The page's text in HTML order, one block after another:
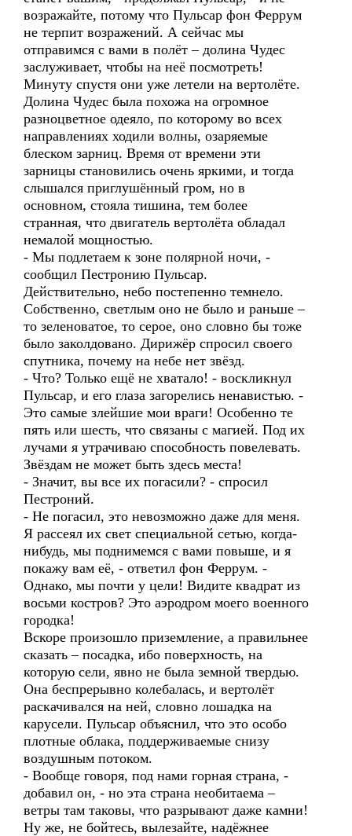
возражайте, потому что Пульсар фон Феррум
не терпит возражений. А сейчас мы
отправимся с вами в полёт – долина Чудес
заслуживает, чтобы на неё посмотреть!
Минуту спустя они уже летели на вертолёте.
Долина Чудес была похожа на огромное
разноцветное одеяло, по которому во всех
направлениях ходили волны, озаряемые
блеском зарниц. Время от времени эти
зарницы становились очень яркими, и тогда
слышался приглушённый гром, но в
основном, стояла тишина, тем более
странная, что двигатель вертолёта обладал
немалой мощностью.
- Мы подлетаем к зоне полярной ночи, -
сообщил Пестронию Пульсар.
Действительно, небо постепенно темнело.
Собственно, светлым оно не было и раньше –
то зеленоватое, то серое, оно словно бы тоже
было заколдовано. Дирижёр спросил своего
спутника, почему на небе нет звёзд.
- Что? Только ещё не хватало! - воскликнул
Пульсар, и его глаза загорелись ненавистью. -
Это самые злейшие мои враги! Особенно те
пять или шесть, что связаны с магией. Под их
лучами я утрачиваю способность повелевать.
Звёздам не может быть здесь места!
- Значит, вы все их погасили? - спросил
Пестроний.
- Не погасил, это невозможно даже для меня.
Я рассеял их свет специальной сетью, когда-
нибудь, мы поднимемся с вами повыше, и я
покажу вам её, - ответил фон Феррум. -
Однако, мы почти у цели! Видите квадрат из
восьми костров? Это аэродром моего военного
городка!
Вскоре произошло приземление, а правильнее
сказать – посадка, ибо поверхность, на
которую сели, явно не была земной твердью.
Она беспрерывно колебалась, и вертолёт
раскачивался на ней, словно лошадка на
карусели. Пульсар объяснил, что это особо
плотные облака, поддерживаемые снизу
воздушным потоком.
- Вообще говоря, под нами горная страна, -
добавил он, - но эта страна необитаема –
ветры там таковы, что разрывают даже камни!
Ну же, не бойтесь, вылезайте, надёжнее